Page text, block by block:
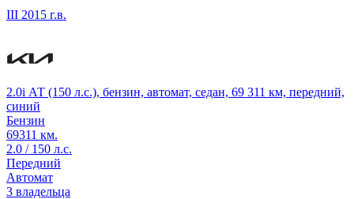
III 2015 г.в.
2.0i АТ (150 л.с.), бензин, автомат, седан, 69 311 км, передний,
синий
Бензин
69311 км.
2.0 / 150 л.с.
Передний
Автомат
3 владельца